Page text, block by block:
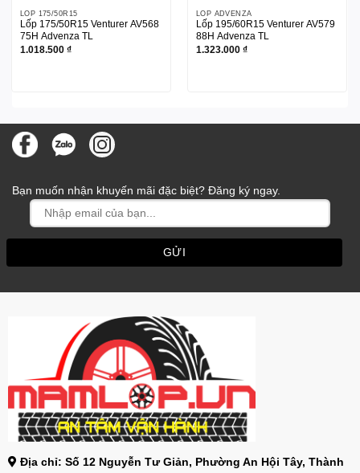
LỐP 175/50R15
Lốp 175/50R15 Venturer AV568
75H Advenza TL
1.018.500 ₫
LỐP ADVENZA
Lốp 195/60R15 Venturer AV579
88H Advenza TL
1.323.000 ₫
Bạn muốn nhận khuyến mãi đặc biệt? Đăng ký ngay.
Địa chỉ: Số 12 Nguyễn Tư Giản, Phường An Hội Tây, Thành